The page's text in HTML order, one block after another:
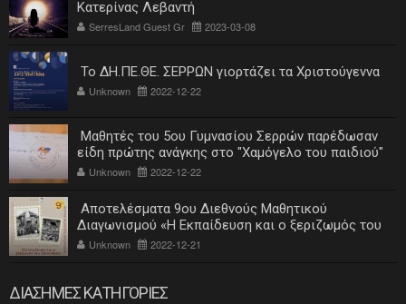
Κατερίνας Λεβαντή
SerresLand Guest Gr 2023-03-08
Το ΔΗ.ΠΕ.ΘΕ. ΣΕΡΡΩΝ γιορτάζει τα Χριστούγεννα
Unknown 2022-12-22
Μαθητές του 5ου Γυμνασίου Σερρών παρέδωσαν
είδη πρώτης ανάγκης στο "Χαμόγελο του παιδιού"
Unknown 2022-12-22
Αποτελέσματα 9ου Διεθνούς Μαθητικού
Διαγωνισμού «Η Εκπαίδευση και ο ξεριζωμός του
ελληνισμού»
Unknown 2022-12-21
ΔΙΑΣΗΜΕΣ ΚΑΤΗΓΟΡΙΕΣ